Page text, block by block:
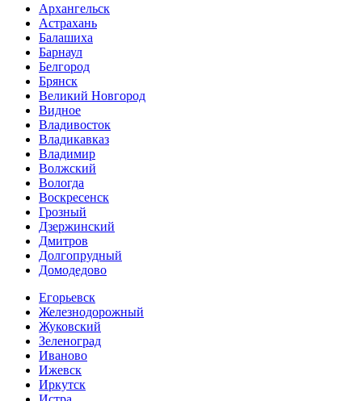
Архангельск
Астрахань
Балашиха
Барнаул
Белгород
Брянск
Великий Новгород
Видное
Владивосток
Владикавказ
Владимир
Волжский
Вологда
Воскресенск
Грозный
Дзержинский
Дмитров
Долгопрудный
Домодедово
Егорьевск
Железнодорожный
Жуковский
Зеленоград
Иваново
Ижевск
Иркутск